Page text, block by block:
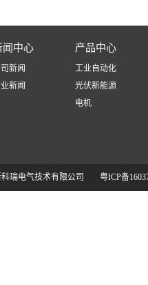
闻中心
新闻
新闻
产品中心
工业自动化
光伏新能源
电机
瑞电气技术有限公司 粤ICP备